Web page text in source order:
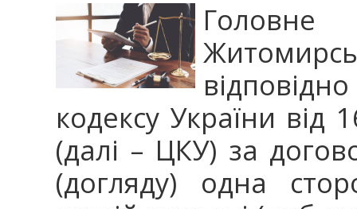
кодексу України від
(далі – ЦКУ) за
(догляду) одна